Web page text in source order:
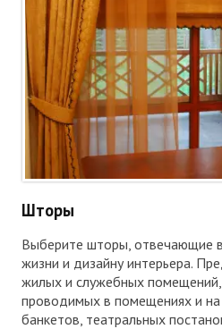
Шторы
Выберите шторы, отвечающие
жизни и дизайну интерьера.
жилых и служебных помещений,
проводимых в помещениях и
банкетов, театральных